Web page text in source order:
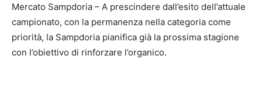
Mercato Sampdoria – A prescindere dall’esito dell’attuale
campionato, con la permanenza nella categoria come
priorità, la Sampdoria pianifica già la prossima stagione
con l’obiettivo di rinforzare l’organico.